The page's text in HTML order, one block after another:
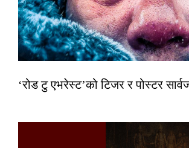
‘रोड टु एभरेस्ट’को टिजर र पोस्टर